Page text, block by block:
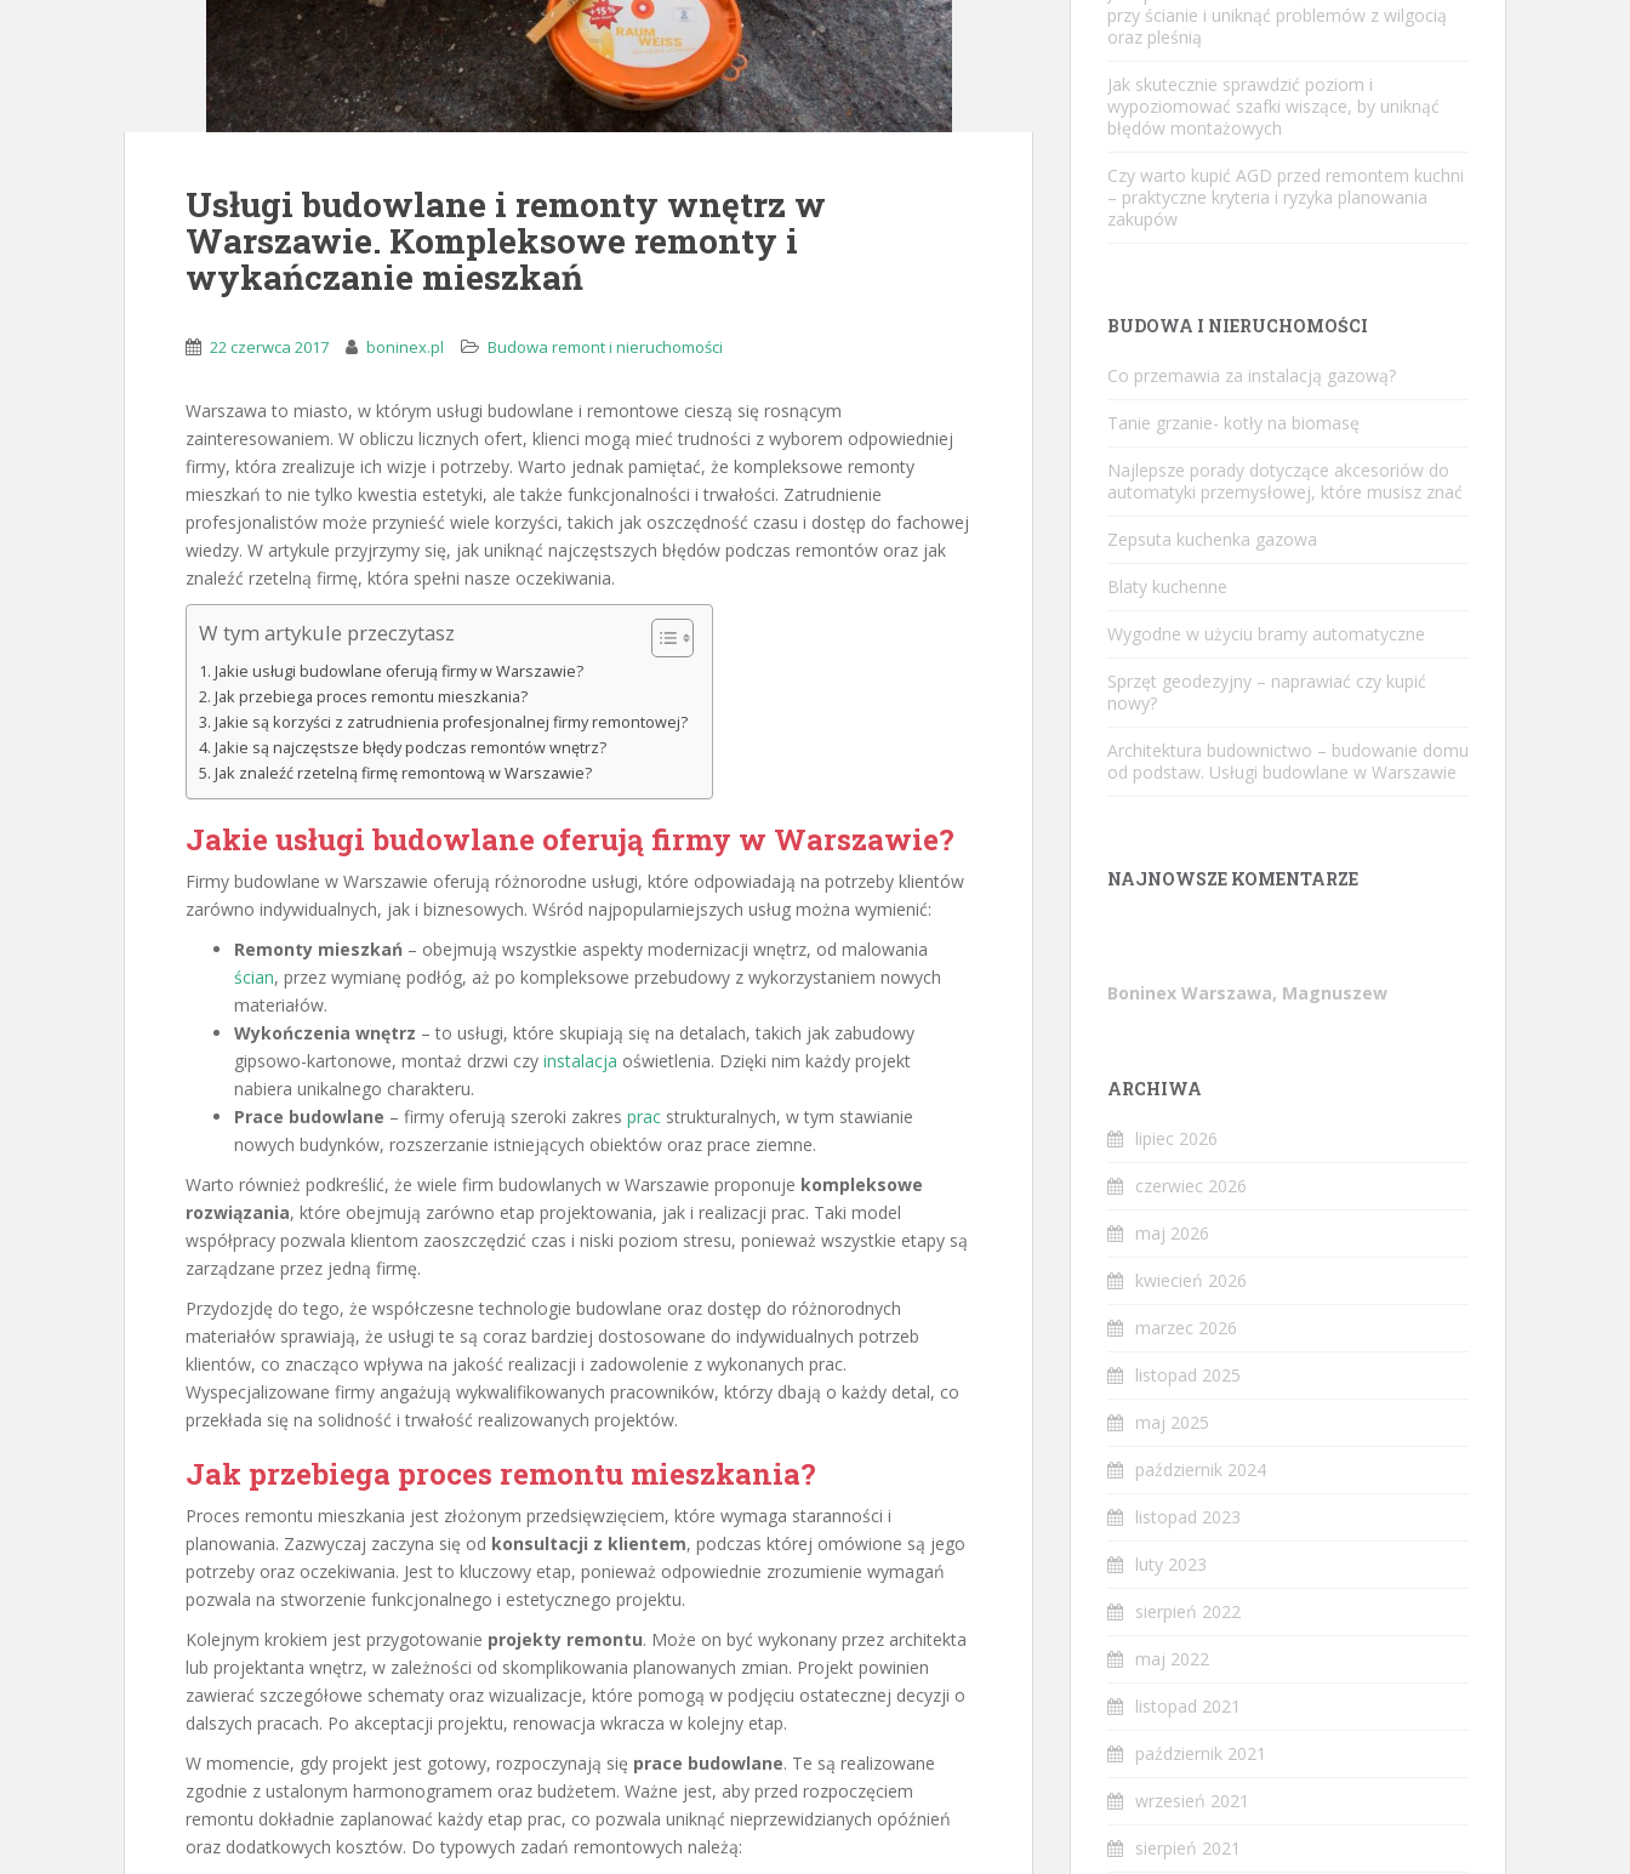
Usługi budowlane i remonty wnętrz w
Warszawie. Kompleksowe remonty i
wykańczanie mieszkań
22 czerwca 2017 boninex.pl Budowa remont i nieruchomości
Warszawa to miasto, w którym usługi budowlane i remontowe cieszą się rosnącym
zainteresowaniem. W obliczu licznych ofert, klienci mogą mieć trudności z wyborem odpowiedniej
firmy, która zrealizuje ich wizje i potrzeby. Warto jednak pamiętać, że kompleksowe remonty
mieszkań to nie tylko kwestia estetyki, ale także funkcjonalności i trwałości. Zatrudnienie
profesjonalistów może przynieść wiele korzyści, takich jak oszczędność czasu i dostęp do fachowej
wiedzy. W artykule przyjrzymy się, jak uniknąć najczęstszych błędów podczas remontów oraz jak
znaleźć rzetelną firmę, która spełni nasze oczekiwania.
W tym artykule przeczytasz
Jakie usługi budowlane oferują firmy w Warszawie?
Jak przebiega proces remontu mieszkania?
Jakie są korzyści z zatrudnienia profesjonalnej firmy remontowej?
Jakie są najczęstsze błędy podczas remontów wnętrz?
Jak znaleźć rzetelną firmę remontową w Warszawie?
Jakie usługi budowlane oferują firmy w Warszawie?
Firmy budowlane w Warszawie oferują różnorodne usługi, które odpowiadają na potrzeby klientów
zarówno indywidualnych, jak i biznesowych. Wśród najpopularniejszych usług można wymienić:
Remonty mieszkań – obejmują wszystkie aspekty modernizacji wnętrz, od malowania
ścian, przez wymianę podłóg, aż po kompleksowe przebudowy z wykorzystaniem nowych
materiałów.
Wykończenia wnętrz – to usługi, które skupiają się na detalach, takich jak zabudowy
gipsowo-kartonowe, montaż drzwi czy instalacja oświetlenia. Dzięki nim każdy projekt
nabiera unikalnego charakteru.
Prace budowlane – firmy oferują szeroki zakres prac strukturalnych, w tym stawianie
nowych budynków, rozszerzanie istniejących obiektów oraz prace ziemne.
Warto również podkreślić, że wiele firm budowlanych w Warszawie proponuje kompleksowe
rozwiązania, które obejmują zarówno etap projektowania, jak i realizacji prac. Taki model
współpracy pozwala klientom zaoszczędzić czas i niski poziom stresu, ponieważ wszystkie etapy są
zarządzane przez jedną firmę.
Przydozjdę do tego, że współczesne technologie budowlane oraz dostęp do różnorodnych
materiałów sprawiają, że usługi te są coraz bardziej dostosowane do indywidualnych potrzeb
klientów, co znacząco wpływa na jakość realizacji i zadowolenie z wykonanych prac.
Wyspecjalizowane firmy angażują wykwalifikowanych pracowników, którzy dbają o każdy detal, co
przekłada się na solidność i trwałość realizowanych projektów.
Jak przebiega proces remontu mieszkania?
Proces remontu mieszkania jest złożonym przedsięwzięciem, które wymaga staranności i
planowania. Zazwyczaj zaczyna się od konsultacji z klientem, podczas której omówione są jego
potrzeby oraz oczekiwania. Jest to kluczowy etap, ponieważ odpowiednie zrozumienie wymagań
pozwala na stworzenie funkcjonalnego i estetycznego projektu.
Kolejnym krokiem jest przygotowanie projekty remontu. Może on być wykonany przez architekta
lub projektanta wnętrz, w zależności od skomplikowania planowanych zmian. Projekt powinien
zawierać szczegółowe schematy oraz wizualizacje, które pomogą w podjęciu ostatecznej decyzji o
dalszych pracach. Po akceptacji projektu, renowacja wkracza w kolejny etap.
W momencie, gdy projekt jest gotowy, rozpoczynają się prace budowlane. Te są realizowane
zgodnie z ustalonym harmonogramem oraz budżetem. Ważne jest, aby przed rozpoczęciem
remontu dokładnie zaplanować każdy etap prac, co pozwala uniknąć nieprzewidzianych opóźnień
oraz dodatkowych kosztów. Do typowych zadań remontowych należą:
przy ścianie i uniknąć problemów z wilgocią
oraz pleśnią
Jak skutecznie sprawdzić poziom i
wypoziomować szafki wiszące, by uniknąć
błędów montażowych
Czy warto kupić AGD przed remontem kuchni
– praktyczne kryteria i ryzyka planowania
zakupów
BUDOWA I NIERUCHOMOŚCI
Co przemawia za instalacją gazową?
Tanie grzanie- kotły na biomasę
Najlepsze porady dotyczące akcesoriów do
automatyki przemysłowej, które musisz znać
Zepsuta kuchenka gazowa
Blaty kuchenne
Wygodne w użyciu bramy automatyczne
Sprzęt geodezyjny – naprawiać czy kupić
nowy?
Architektura budownictwo – budowanie domu
od podstaw. Usługi budowlane w Warszawie
NAJNOWSZE KOMENTARZE
Boninex Warszawa, Magnuszew
ARCHIWA
lipiec 2026
czerwiec 2026
maj 2026
kwiecień 2026
marzec 2026
listopad 2025
maj 2025
październik 2024
listopad 2023
luty 2023
sierpień 2022
maj 2022
listopad 2021
październik 2021
wrzesień 2021
sierpień 2021